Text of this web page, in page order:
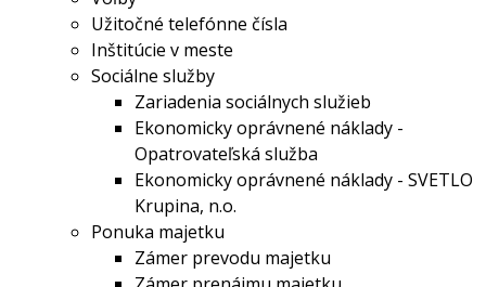
Užitočné telefónne čísla
Inštitúcie v meste
Sociálne služby
Zariadenia sociálnych služieb
Ekonomicky oprávnené náklady -
Opatrovateľská služba
Ekonomicky oprávnené náklady - SVETLO
Krupina, n.o.
Ponuka majetku
Zámer prevodu majetku